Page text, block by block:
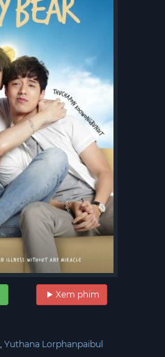
Xem phim
Yuthana Lorphanpaibul